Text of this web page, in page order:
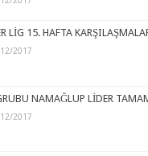
LİG 15. HAFTA
2017
NAMAĞLUP LİDER
2017